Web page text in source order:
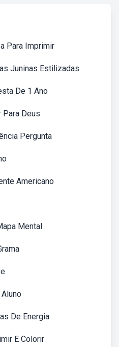
Para Imprimir
Juninas Estilizadas
De 1 Ano
Para Deus
Pergunta
Americano
Mental
De Energia
E Colorir